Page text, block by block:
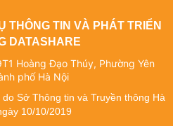
THÔNG TIN VÀ PHÁT TRIỂN
DATASHARE
Hoàng Đạo Thúy, Phường Yên
phố Hà Nội
Sở Thông tin và Truyền thông Hà
10/10/2019